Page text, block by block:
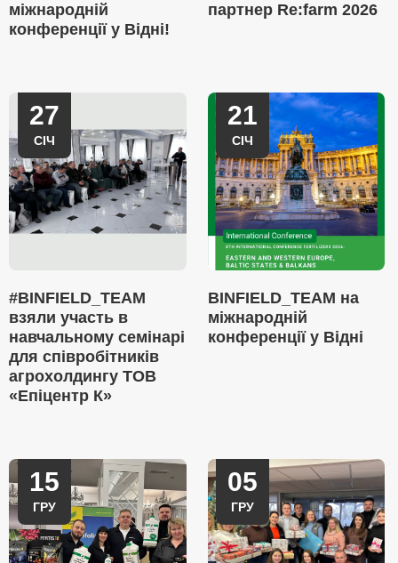
міжнародній
конференції у Відні!
партнер Re:farm 2026
27
СІЧ
#BINFIELD_TEAM
взяли участь в
навчальному семінарі
для співробітників
агрохолдингу ТОВ
«Епіцентр К»
21
СІЧ
BINFIELD_TEAM на
міжнародній
конференції у Відні
15
ГРУ
05
ГРУ